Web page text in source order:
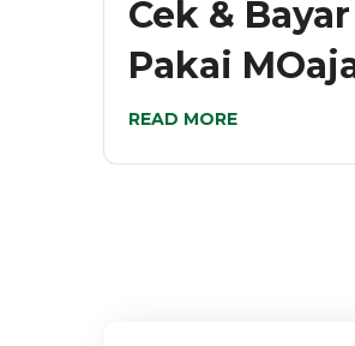
Cek &
Pakai
READ MORE